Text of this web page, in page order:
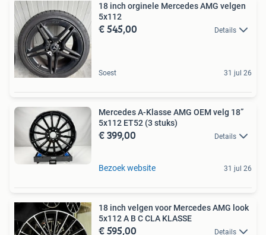
18 inch orginele Mercedes AMG velgen
5x112
€ 545,00 Details
Soest 31 jul 26
Mercedes A-Klasse AMG OEM velg 18”
5x112 ET52 (3 stuks)
€ 399,00 Details
Bezoek website 31 jul 26
18 inch velgen voor Mercedes AMG look
5x112 A B C CLA KLASSE
€ 595,00 Details